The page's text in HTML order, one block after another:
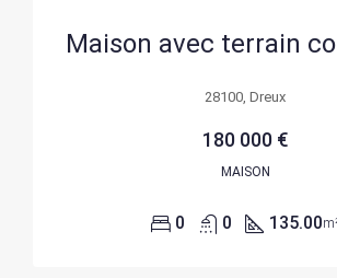
28100, Dreux
180 000 €
MAISON
0 0 135.00